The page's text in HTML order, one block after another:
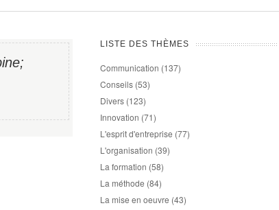
LISTE DES THÈMES
Communication (137)
Conseils (53)
Divers (123)
Innovation (71)
L'esprit d'entreprise (77)
L'organisation (39)
La formation (58)
La méthode (84)
La mise en oeuvre (43)